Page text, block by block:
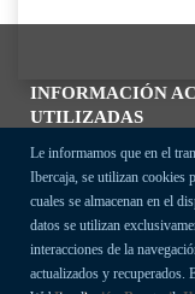
INFORMACIÓN
UTILIZADAS
Le informamos que en el
Ibercaja, se utilizan cookies
cuales se almacenan en el
datos se utilizan
interacciones de la
actualizados y recuperados.